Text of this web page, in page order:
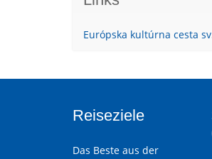
Európska kultúrna cesta
Reiseziele
Das Beste aus der